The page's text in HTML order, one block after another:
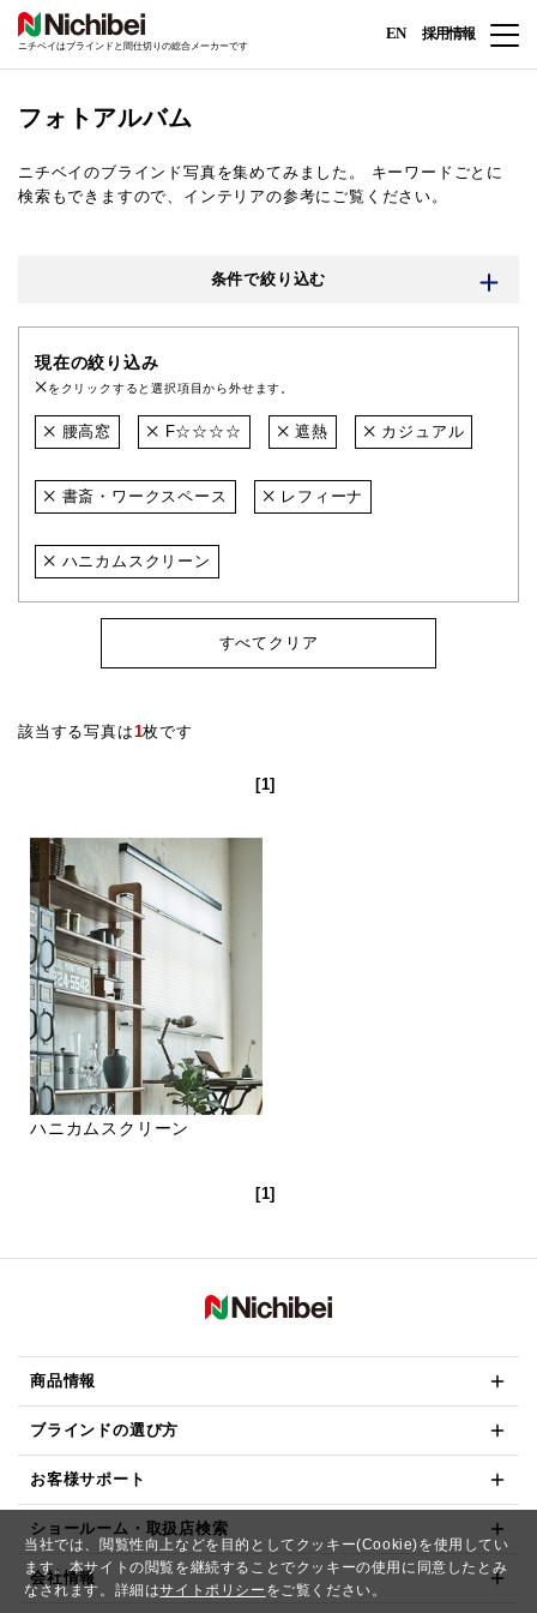
当社では、閲覧性向上などを目的としてクッキー(Cookie)を使用してい
ます。本サイトの閲覧を継続することでクッキーの使用に同意したとみ
なされます。詳細はサイトポリシー をご覧ください。
ニチベイはブラインドと間仕切りの総合メーカーです
EN 採用情報
フォトアルバム
ニチベイのブラインド写真を集めてみました。
キーワードごとに
検索もできますので、インテリアの参考にご覧ください。
条件で絞り込む
現在の絞り込み
をクリックすると選択項目から外せます。
腰高窓 F☆☆☆☆ 遮熱 カジュアル
書斎・ワークスペース レフィーナ
ハニカムスクリーン
すべてクリア
該当する写真は1枚です
[1]
ハニカムスクリーン
[1]
商品情報
ブラインドの選び方
お客様サポート
ショールーム・取扱店検索
会社情報